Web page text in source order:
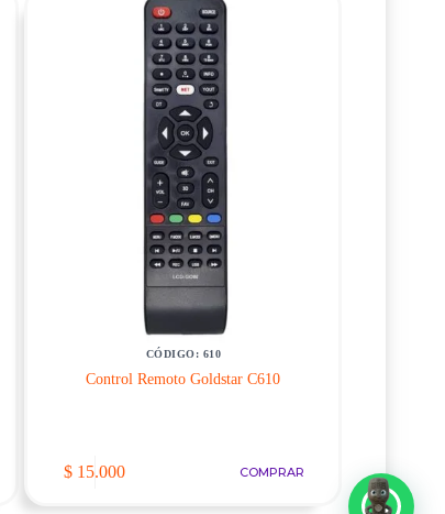
CÓDIGO: 610
Control Remoto Goldstar C610
$ 15.000 COMPRAR